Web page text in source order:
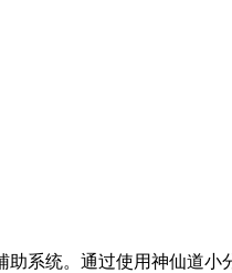
系统。通过使用神仙道